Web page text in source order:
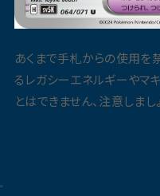
あくまで手札からの使用を
るレガシーエネルギーやマ
とはできません、注意しまし